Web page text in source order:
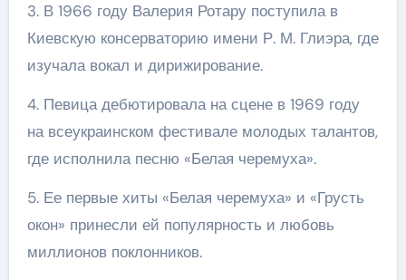
3. В 1966 году Валерия Ротару поступила в
Киевскую консерваторию имени Р. М. Глиэра, где
изучала вокал и дирижирование.
4. Певица дебютировала на сцене в 1969 году
на всеукраинском фестивале молодых талантов,
где исполнила песню «Белая черемуха».
5. Ее первые хиты «Белая черемуха» и «Грусть
окон» принесли ей популярность и любовь
миллионов поклонников.